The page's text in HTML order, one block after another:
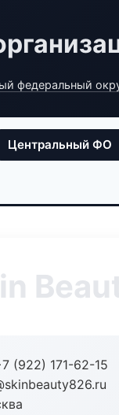
федеральный
Центральный ФО
(922) 171-62-15